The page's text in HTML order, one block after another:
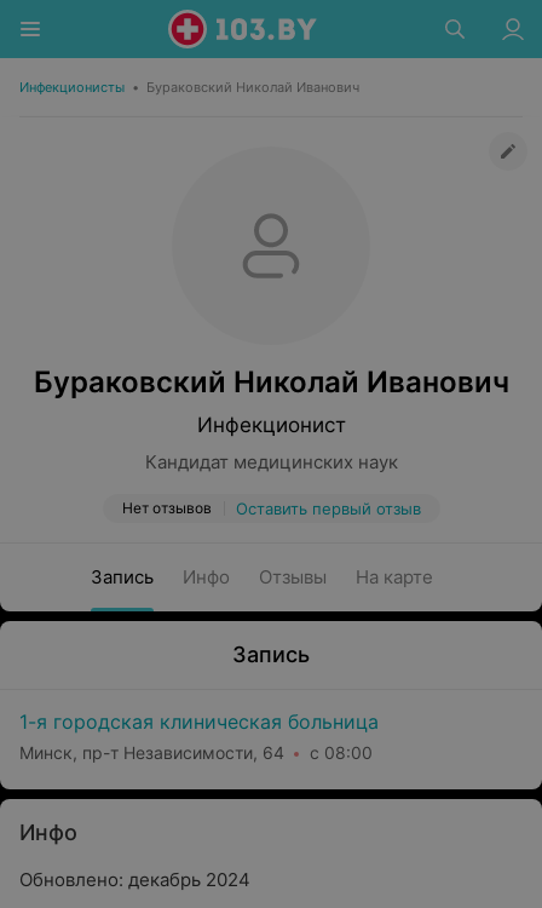
Инфекционисты • Бураковский Николай Иванович
Бураковский Николай Иванович
Инфекционист
Кандидат медицинских наук
Нет отзывов Оставить первый отзыв
Запись Инфо Отзывы На карте
Запись
1-я городская клиническая больница
Минск, пр-т Независимости, 64 с 08:00
Инфо
Обновлено: декабрь 2024